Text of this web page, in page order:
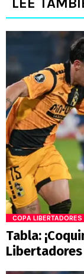
COPA LIBERTADORES
Tabla: